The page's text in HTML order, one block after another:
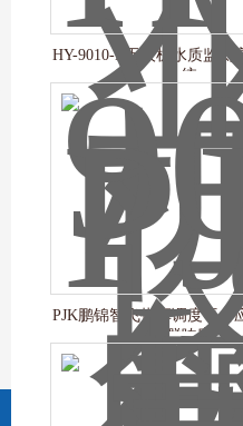
HY-9010-L无人机水质监测
统
PJK鹏锦智飞指挥调度平台
群响应